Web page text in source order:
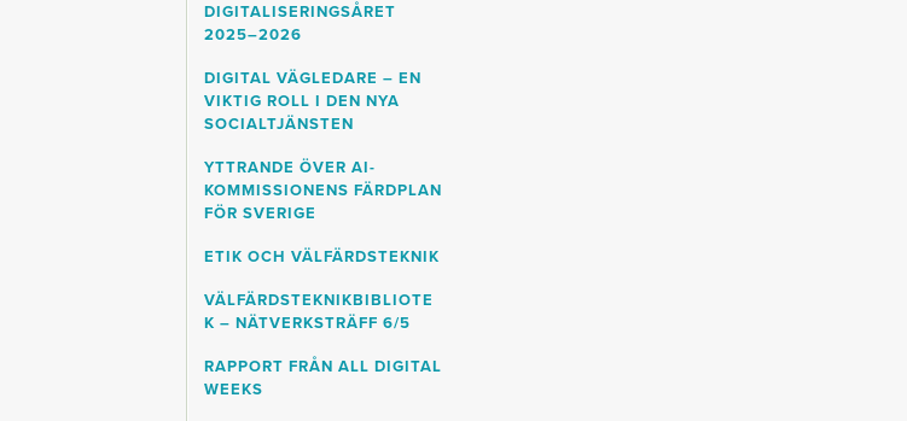
DIGITALISERINGSÅRET
2025–2026
DIGITAL VÄGLEDARE – EN
VIKTIG ROLL I DEN NYA
SOCIALTJÄNSTEN
YTTRANDE ÖVER AI-
KOMMISSIONENS FÄRDPLAN
FÖR SVERIGE
ETIK OCH VÄLFÄRDSTEKNIK
VÄLFÄRDSTEKNIKBIBLIOTE
K – NÄTVERKSTRÄFF 6/5
RAPPORT FRÅN ALL DIGITAL
WEEKS